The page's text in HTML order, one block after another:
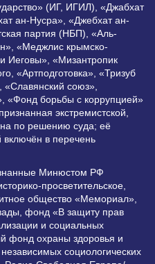
(ИГ, ИГИЛ), «Джабхат
ан-Нусра», «Джебхат ан-
партия (НБП), «Аль-
«Меджлис крымско-
Иеговы», «Мизантропик
«Артподготовка», «Тризуб
союз»,
«Фонд борьбы с коррупцией»
экстремистской,
по решению суда; её
в перечень
Минюстом РФ
просветительское,
общество «Мемориал»,
фонд «В защиту прав
и социальных
фонд охраны здоровья и
социологических